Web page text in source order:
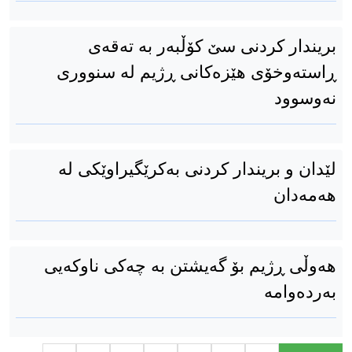
بریندار کردنی سێ کۆڵبەر بە تەقەی
ڕاستەوخۆی هێزەکانی ڕژیم لە سنووری
نەوسوود
لێدان و بریندار كردنی بەکرێگیراوێکی لە
هەمەدان
هەوڵی ڕژیم بۆ گەیشتن بە چەکی ناوکەیی
بەردەوامە